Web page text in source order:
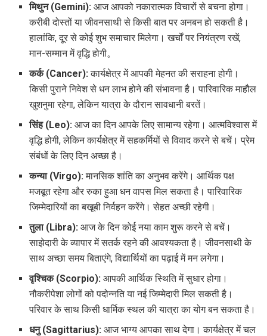
मिथुन (Gemini): आज आपको नकारात्मक विचारों से बचना होगा।
करीबी दोस्तों या जीवनसाथी से किसी बात पर अनबन हो सकती है।
हालांकि, दूर से कोई शुभ समाचार मिलेगा। खर्चों पर नियंत्रण रखें,
मान-सम्मान में वृद्धि होगी。
कर्क (Cancer): कार्यक्षेत्र में आपकी मेहनत की सराहना होगी।
किसी पुराने निवेश से धन लाभ होने की संभावना है। पारिवारिक माहौल
खुशनुमा रहेगा, लेकिन यात्रा के दौरान सावधानी बरतें।
सिंह (Leo): आज का दिन आपके लिए सामान्य रहेगा। आत्मविश्वास में
वृद्धि होगी, लेकिन कार्यक्षेत्र में सहकर्मियों से विवाद करने से बचें। प्रेम
संबंधों के लिए दिन अच्छा है।
कन्या (Virgo): मानसिक शांति का अनुभव करेंगे। आर्थिक पक्ष
मजबूत रहेगा और रुका हुआ धन वापस मिल सकता है। पारिवारिक
जिम्मेदारियों का बखूबी निर्वहन करेंगे। सेहत अच्छी रहेगी।
तुला (Libra): आज के दिन कोई नया काम शुरू करने से बचें।
साझेदारी के व्यापार में सतर्क रहने की आवश्यकता है। जीवनसाथी के
साथ अच्छा समय बिताएंगे, विद्यार्थियों का पढ़ाई में मन लगेगा।
वृश्चिक (Scorpio): आपकी आर्थिक स्थिति में सुधार होगा।
नौकरीपेशा लोगों को पदोन्नति या नई जिम्मेदारी मिल सकती है।
परिवार के साथ किसी धार्मिक स्थल की यात्रा का योग बन सकता है।
धनु (Sagittarius): आज भाग्य आपका साथ देगा। कार्यक्षेत्र में चल